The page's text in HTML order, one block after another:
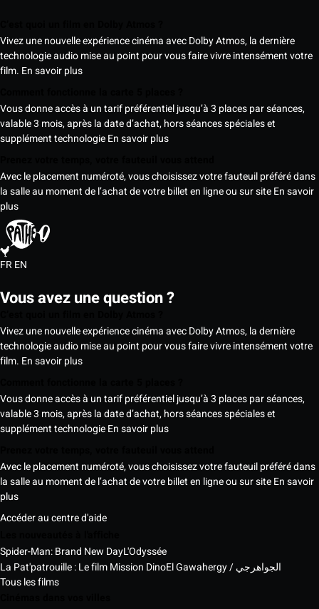
Vivez une nouvelle expérience cinéma avec Dolby Atmos, la dernière
technologie audio mise au point pour vous faire vivre intensément votre
film. En savoir plus
Vous donne accès à un tarif préférentiel jusqu’à 3 places par séances,
valable 3 mois, après la date d’achat, hors séances spéciales et
supplément technologieEn savoir plus
Avec le placement numéroté, vous choisissez votre fauteuil préféré dans
la salle au moment de l’achat de votre billet en ligne ou sur siteEn savoir
plus
FREN
Vous avez une question ?
Vivez une nouvelle expérience cinéma avec Dolby Atmos, la dernière
technologie audio mise au point pour vous faire vivre intensément votre
film. En savoir plus
Vous donne accès à un tarif préférentiel jusqu’à 3 places par séances,
valable 3 mois, après la date d’achat, hors séances spéciales et
supplément technologieEn savoir plus
Avec le placement numéroté, vous choisissez votre fauteuil préféré dans
la salle au moment de l’achat de votre billet en ligne ou sur siteEn savoir
plus
Accéder au centre d'aide
Spider-Man: Brand New DayL'Odyssée
La Pat'patrouille : Le film Mission Dino
El Gawahergy / الجواهرجي
Tous les films